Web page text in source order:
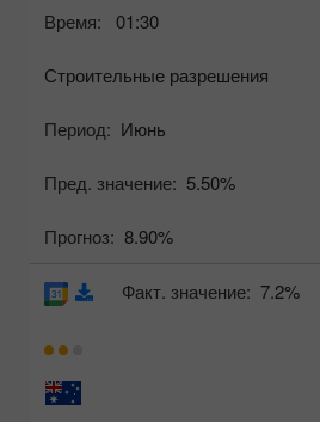
Время: 01:30
Строительные разрешения
Период: Июнь
Пред. значение: 5.50%
Прогноз: 8.90%
Факт. значение: 7.2%